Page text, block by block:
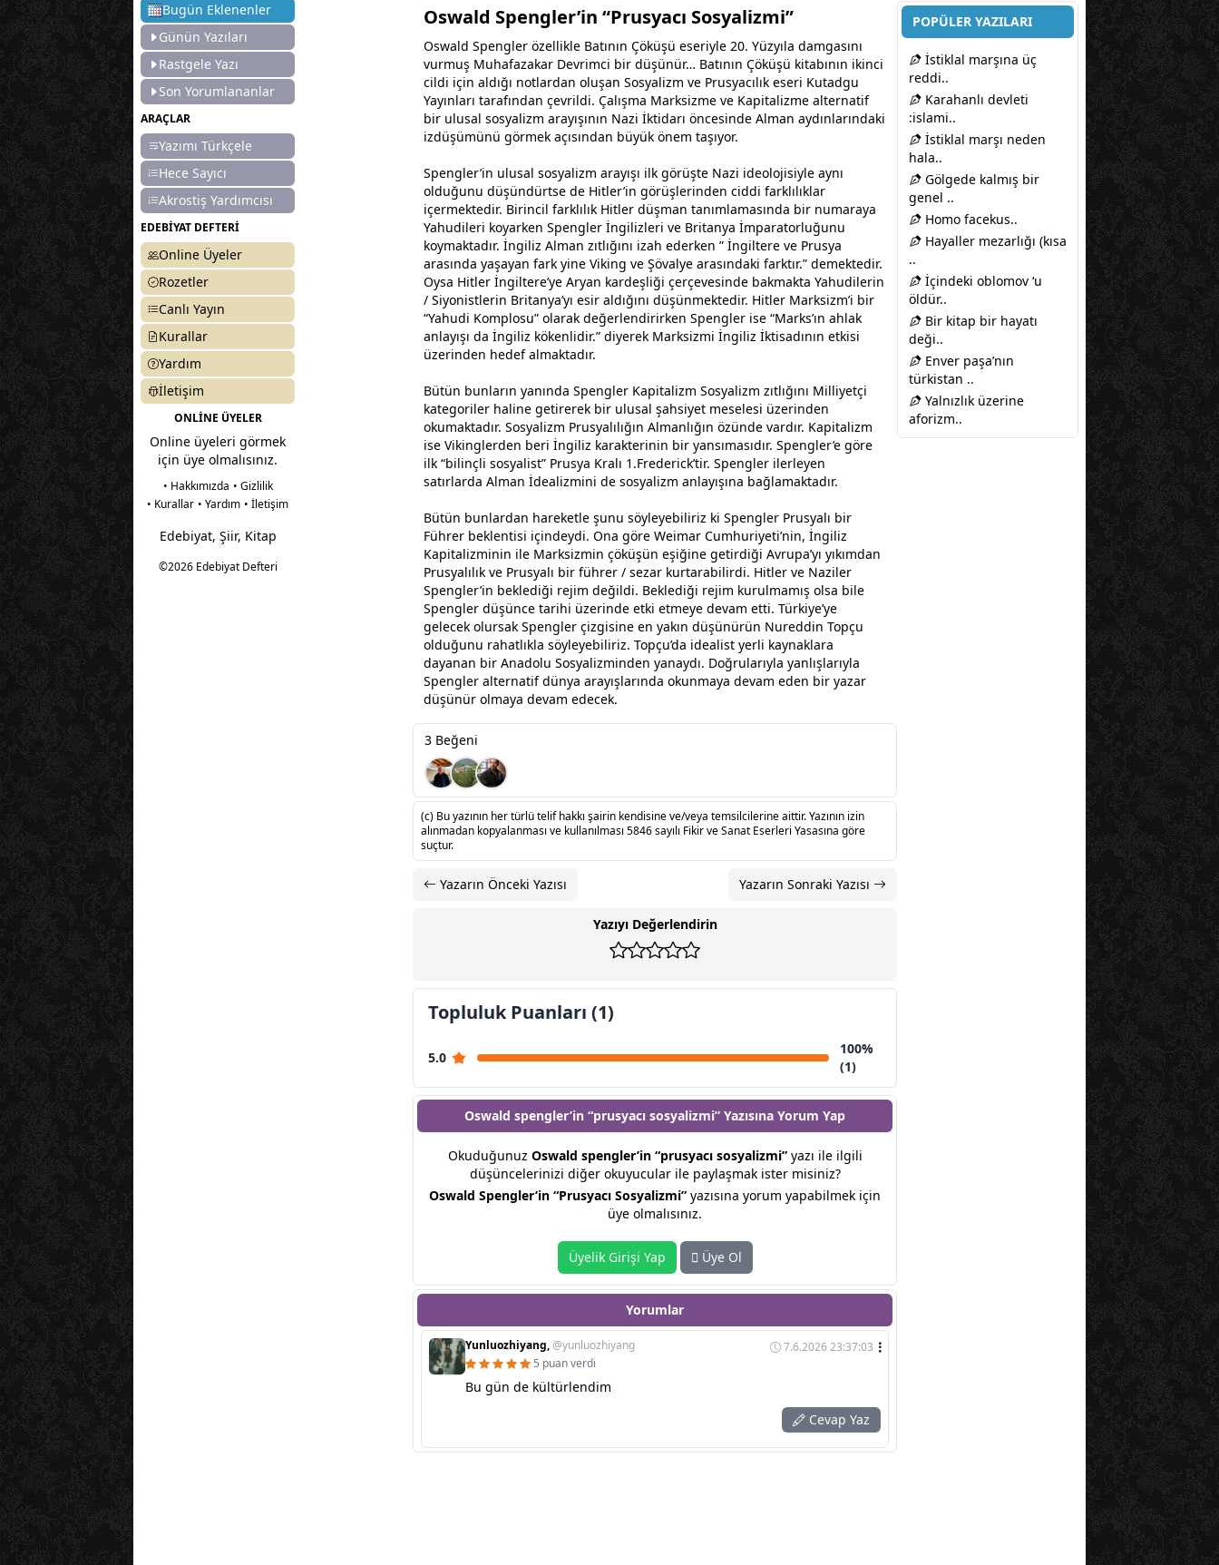
Bugün Eklenenler
Günün Yazıları
Rastgele Yazı
Son Yorumlananlar
ARAÇLAR
Yazımı Türkçele
Hece Sayıcı
Akrostiş Yardımcısı
EDEBİYAT DEFTERİ
Online Üyeler
Rozetler
Canlı Yayın
Kurallar
Yardım
İletişim
ONLİNE ÜYELER
Online üyeleri görmek
için üye olmalısınız.
• Hakkımızda • Gizlilik
• Kurallar • Yardım • İletişim
Edebiyat, Şiir, Kitap
©2026 Edebiyat Defteri
Oswald Spengler’in “Prusyacı Sosyalizmi”
Oswald Spengler özellikle Batının Çöküşü eseriyle 20. Yüzyıla damgasını
vurmuş Muhafazakar Devrimci bir düşünür… Batının Çöküşü kitabının ikinci
cildi için aldığı notlardan oluşan Sosyalizm ve Prusyacılık eseri Kutadgu
Yayınları tarafından çevrildi. Çalışma Marksizme ve Kapitalizme alternatif
bir ulusal sosyalizm arayışının Nazi İktidarı öncesinde Alman aydınlarındaki
izdüşümünü görmek açısından büyük önem taşıyor.
Spengler’in ulusal sosyalizm arayışı ilk görüşte Nazi ideolojisiyle aynı
olduğunu düşündürtse de Hitler’in görüşlerinden ciddi farklılıklar
içermektedir. Birincil farklılık Hitler düşman tanımlamasında bir numaraya
Yahudileri koyarken Spengler İngilizleri ve Britanya İmparatorluğunu
koymaktadır. İngiliz Alman zıtlığını izah ederken ” İngiltere ve Prusya
arasında yaşayan fark yine Viking ve Şövalye arasındaki farktır.” demektedir.
Oysa Hitler İngiltere’ye Aryan kardeşliği çerçevesinde bakmakta Yahudilerin
/ Siyonistlerin Britanya’yı esir aldığını düşünmektedir. Hitler Marksizm’i bir
“Yahudi Komplosu” olarak değerlendirirken Spengler ise “Marks’ın ahlak
anlayışı da İngiliz kökenlidir.” diyerek Marksizmi İngiliz İktisadının etkisi
üzerinden hedef almaktadır.
Bütün bunların yanında Spengler Kapitalizm Sosyalizm zıtlığını Milliyetçi
kategoriler haline getirerek bir ulusal şahsiyet meselesi üzerinden
okumaktadır. Sosyalizm Prusyalılığın Almanlığın özünde vardır. Kapitalizm
ise Vikinglerden beri İngiliz karakterinin bir yansımasıdır. Spengler’e göre
ilk “bilinçli sosyalist” Prusya Kralı 1.Frederick’tir. Spengler ilerleyen
satırlarda Alman İdealizmini de sosyalizm anlayışına bağlamaktadır.
Bütün bunlardan hareketle şunu söyleyebiliriz ki Spengler Prusyalı bir
Führer beklentisi içindeydi. Ona göre Weimar Cumhuriyeti’nin, İngiliz
Kapitalizminin ile Marksizmin çöküşün eşiğine getirdiği Avrupa’yı yıkımdan
Prusyalılık ve Prusyalı bir führer / sezar kurtarabilirdi. Hitler ve Naziler
Spengler’in beklediği rejim değildi. Beklediği rejim kurulmamış olsa bile
Spengler düşünce tarihi üzerinde etki etmeye devam etti. Türkiye’ye
gelecek olursak Spengler çizgisine en yakın düşünürün Nureddin Topçu
olduğunu rahatlıkla söyleyebiliriz. Topçu’da idealist yerli kaynaklara
dayanan bir Anadolu Sosyalizminden yanaydı. Doğrularıyla yanlışlarıyla
Spengler alternatif dünya arayışlarında okunmaya devam eden bir yazar
düşünür olmaya devam edecek.
3 Beğeni
(c) Bu yazının her türlü telif hakkı şairin kendisine ve/veya temsilcilerine aittir. Yazının izin
alınmadan kopyalanması ve kullanılması 5846 sayılı Fikir ve Sanat Eserleri Yasasına göre
suçtur.
Yazarın Önceki Yazısı Yazarın Sonraki Yazısı
Yazıyı Değerlendirin
Topluluk Puanları (1)
5.0
100%
(1)
Oswald spengler’in “prusyacı sosyalizmi” Yazısına Yorum Yap
Okuduğunuz Oswald spengler’in “prusyacı sosyalizmi”yazı ile ilgili
düşüncelerinizi diğer okuyucular ile paylaşmak ister misiniz?
Oswald Spengler’in “Prusyacı Sosyalizmi” yazısına yorum yapabilmek için
üye olmalısınız.
Üyelik Girişi Yap Üye Ol
Yorumlar
Yunluozhiyang,@yunluozhiyang
7.6.2026 23:37:03
5 puan verdi
Bu gün de kültürlendim
Cevap Yaz
POPÜLER YAZILARI
İstiklal marşına üç
reddi..
Karahanlı devleti
:islami..
İstiklal marşı neden
hala..
Gölgede kalmış bir
genel ..
Homo facekus..
Hayaller mezarlığı (kısa
..
İçindeki oblomov ‘u
öldür..
Bir kitap bir hayatı
deği..
Enver paşa’nın
türkistan ..
Yalnızlık üzerine
aforizm..